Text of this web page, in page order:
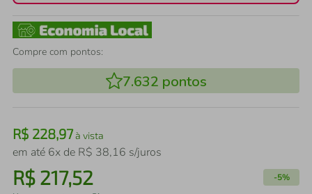
Compre com pontos:
7.632 pontos
R$ 228,97à vista
em até 6x de R$ 38,16 s/juros
R$ 217,52 -5%